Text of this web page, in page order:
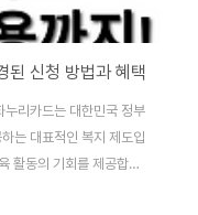
된 신청 방법과 혜택
리카드는 대한민국 정부
는 대표적인 복지 제도입
활동의 기회를 제공합니
되어 많은 분들에게 유